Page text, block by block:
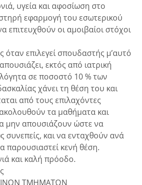
υγεία και αφοσίωση στο
εφαρμογή του εσωτερικού
επιτευχθούν οι αμοιβαίοι στόχοι
όταν επιλεγεί σπουδαστής μ’αυτό
εκτός από ιατρική
σε ποσοστό 10 % των
χάνει τη θέση του και
από τους επιλαχόντες
τα μαθήματα και
μην απουσιάζουν ώστε να
συνεπείς, και να ενταχθούν ανά
παρουσιαστεί κενή θέση.
και καλή πρόοδο.
ΤΜΗΜΑΤΩΝ